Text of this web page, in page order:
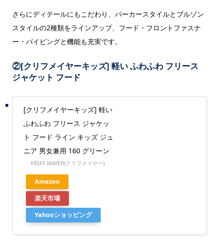
さらにディテールにもこだわり、パーカースタイルとブルゾン
スタイルの2種類をラインアップ、フード・フロントファスナ
ー・バイピングと機能も充実です。
②[クリフメイヤーキッズ] 軽い ふわふわ フリース
ジャケット フード
[クリフメイヤーキッズ] 軽い
ふわふわ フリース ジャケッ
ト フード ライン キッズ ジュ
ニア 男女兼用 160 グリーン
KRIFF MAYER(クリフメイヤー)
Amazon
楽天市場
Yahooショッピング